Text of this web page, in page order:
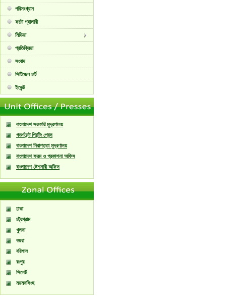
পরিসংখ্যান
ফটো গ্যালারী
মিডিয়া
প্রতিক্রিয়া
সংবাদ
সিটিজেন চার্ট
ইভেন্ট
বাংলাদেশ সরকারি মুদ্রণালয়
গভর্ণমেন্ট প্রিন্টিং প্রেস
বাংলাদেশ নিরাপত্তা মুদ্রণালয়
বাংলাদেশ ফরম ও প্রকাশনা অফিস
বাংলাদেশ ষ্টেশনারী অফিস
ঢাকা
চট্রগ্রাম
খুলনা
বগুরা
বরিশাল
রংপুর
সিলেট
ময়মনসিংহ